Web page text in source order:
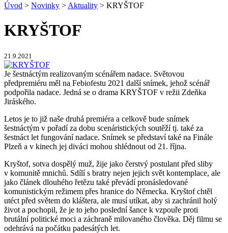
Úvod > Novinky > Aktuality > KRYŠTOF
KRYŠTOF
21.9.2021
Je šestnáctým realizovaným scénářem nadace. Světovou
předpremiéru měl na Febiofestu 2021 další snímek, jehož scénář
podpořila nadace. Jedná se o drama KRYŠTOF v režii Zdeňka
Jiráského.
Letos je to již naše druhá premiéra a celkově bude snímek
šestnáctým v pořadí za dobu scenáristických soutěží tj. také za
šestnáct let fungování nadace. Snímek se představí také na Finále
Plzeň a v kinech jej diváci mohou shlédnout od 21. října.
Kryštof, sotva dospělý muž, žije jako čerstvý postulant před sliby
v komunitě mnichů. Sdílí s bratry nejen jejich svět kontemplace, ale
jako článek dlouhého řetězu také převádí pronásledované
komunistickým režimem přes hranice do Německa. Kryštof chtěl
utéct před světem do kláštera, ale musí utíkat, aby si zachránil holý
život a pochopil, že je to jeho poslední šance k vzpouře proti
brutální politické moci a záchraně milovaného člověka. Děj filmu se
odehrává na počátku padesátých let.